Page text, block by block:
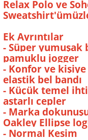
Relax Polo ve
Ek Ayrıntılar
- Süper yumuşak
pamuklu jogger
- Konfor ve kişiye
elastik bel bandı
- Küçük temel
astarlı cepler
- Marka
Oakley Ellipse
- Normal Kesim